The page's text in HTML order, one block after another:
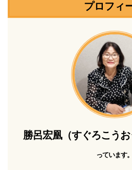
プロフィ
勝呂宏凰（すぐろこうお
っています。